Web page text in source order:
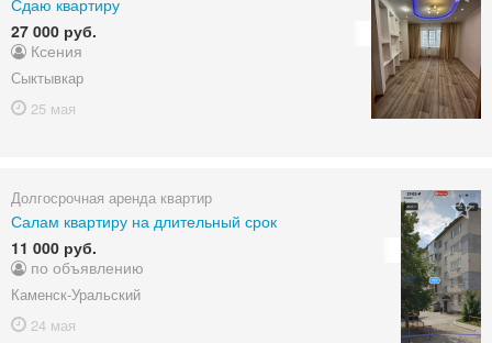
27 000 руб.
Ксения
Сыктывкар
25 мая
Долгосрочная аренда квартир
Салам квартиру на длительный срок
11 000 руб.
по объявлению
Каменск-Уральский
24 мая